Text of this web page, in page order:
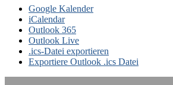
Google Kalender
iCalendar
Outlook 365
Outlook Live
.ics-Datei exportieren
Exportiere Outlook .ics Datei